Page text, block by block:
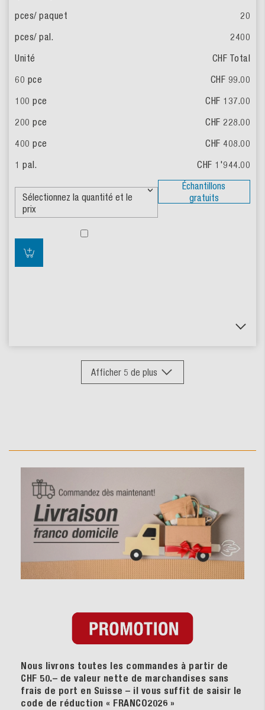
20
2400
CHF Total
CHF 99.00
CHF 137.00
CHF 228.00
CHF 408.00
CHF 1'944.00
Échantillons
gratuits
Afficher 5 de plus
Nous livrons toutes les commandes à partir de
CHF 50.– de valeur nette de marchandises sans
frais de port en Suisse – il vous suffit de saisir le
code de réduction « FRANCO2026 »